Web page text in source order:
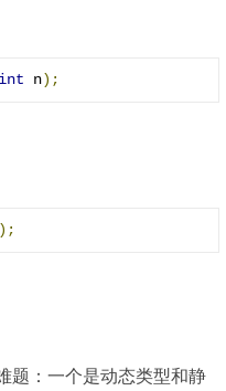
int n);
);
题：一个是动态类型和静